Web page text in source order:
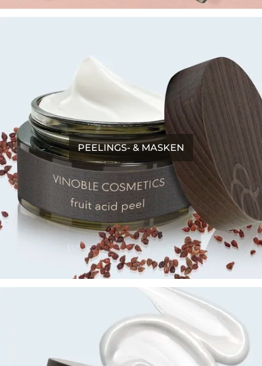
PEELINGS- & MASKEN